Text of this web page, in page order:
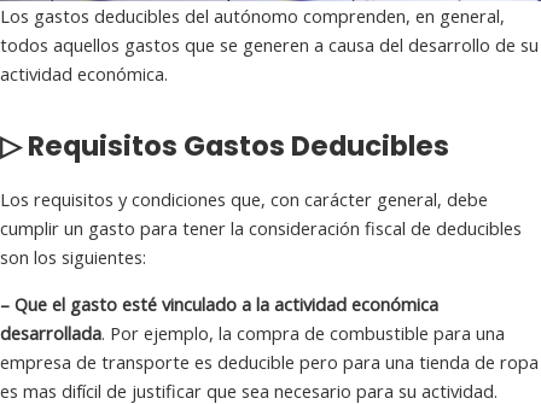
Los gastos deducibles del autónomo comprenden, en general,
todos aquellos gastos que se generen a causa del desarrollo de su
actividad económica.
▷ Requisitos Gastos Deducibles
Los requisitos y condiciones que, con carácter general, debe
cumplir un gasto para tener la consideración fiscal de deducibles
son los siguientes:
– Que el gasto esté vinculado a la actividad económica
desarrollada. Por ejemplo, la compra de combustible para una
empresa de transporte es deducible pero para una tienda de ropa
es mas difícil de justificar que sea necesario para su actividad.